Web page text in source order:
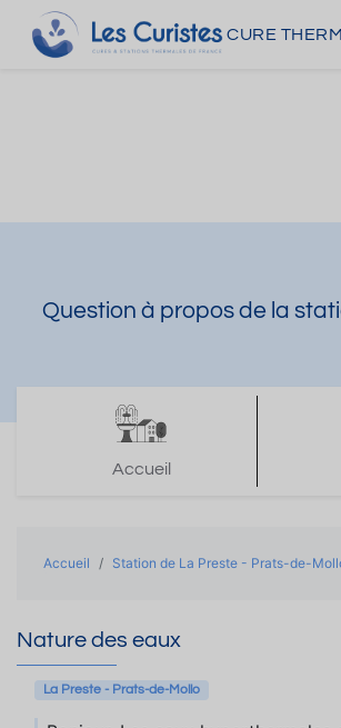
CURE
Question à propos de la
Accueil
Accueil Station de La Preste - Prats-de-
Nature des eaux
La Preste - Prats-de-Mollo